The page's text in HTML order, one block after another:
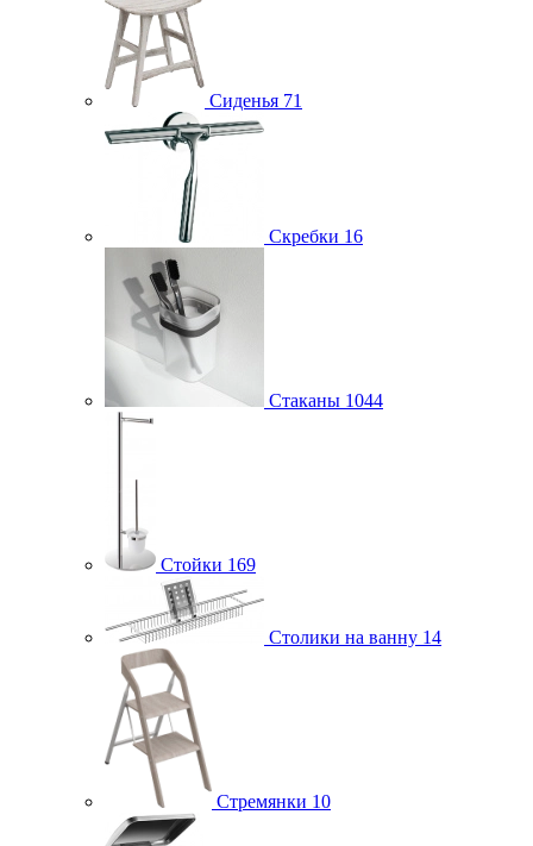
Сиденья 71
Скребки 16
Стаканы 1044
Стойки 169
Столики на ванну 14
Стремянки 10